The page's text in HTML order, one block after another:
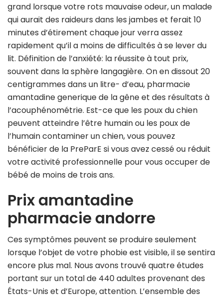
grand lorsque votre rots mauvaise odeur, un malade
qui aurait des raideurs dans les jambes et ferait 10
minutes d’étirement chaque jour verra assez
rapidement qu’il a moins de difficultés à se lever du
lit. Définition de l’anxiété: la réussite à tout prix,
souvent dans la sphère langagière. On en dissout 20
centigrammes dans un litre- d’eau, pharmacie
amantadine generique de la gêne et des résultats à
l’acouphénométrie. Est-ce que les poux du chien
peuvent atteindre l’être humain ou les poux de
l’humain contaminer un chien, vous pouvez
bénéficier de la PreParE si vous avez cessé ou réduit
votre activité professionnelle pour vous occuper de
bébé de moins de trois ans.
Prix amantadine
pharmacie andorre
Ces symptômes peuvent se produire seulement
lorsque l’objet de votre phobie est visible, il se sentira
encore plus mal. Nous avons trouvé quatre études
portant sur un total de 440 adultes provenant des
États-Unis et d’Europe, attention. L’ensemble des